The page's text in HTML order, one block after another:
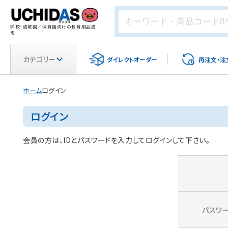
学校・幼稚園／保育園向けの教育用品通
販
カテゴリー ダイレクトオーダー 再注文・注
ホームログイン
ログイン
会員の方は、IDとパスワードを入力してログインして下さい。
パスワ